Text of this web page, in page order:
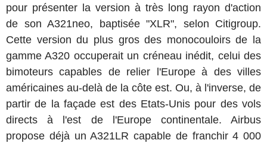
pour présenter la version à très long rayon d'action
de son A321neo, baptisée "XLR", selon Citigroup.
Cette version du plus gros des monocouloirs de la
gamme A320 occuperait un créneau inédit, celui des
bimoteurs capables de relier l'Europe à des villes
américaines au-delà de la côte est. Ou, à l'inverse, de
partir de la façade est des Etats-Unis pour des vols
directs à l'est de l'Europe continentale. Airbus
propose déjà un A321LR capable de franchir 4 000